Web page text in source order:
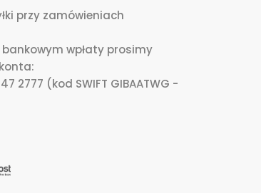
przy zamówieniach
bankowym wpłaty prosimy
2777 (kod SWIFT GIBAATWG -